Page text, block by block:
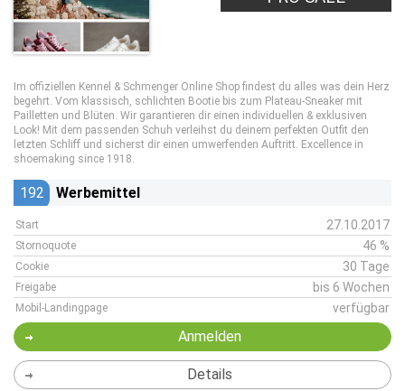
Im offiziellen Kennel & Schmenger Online Shop findest du alles was dein Herz
begehrt. Vom klassisch, schlichten Bootie bis zum Plateau-Sneaker mit
Pailletten und Blüten. Wir garantieren dir einen individuellen & exklusiven
Look! Mit dem passenden Schuh verleihst du deinem perfekten Outfit den
letzten Schliff und sicherst dir einen umwerfenden Auftritt. Excellence in
shoemaking since 1918.
192 Werbemittel
Start 27.10.2017
Stornoquote 46 %
Cookie 30 Tage
Freigabe bis 6 Wochen
Mobil-Landingpage verfügbar
Anmelden
Details